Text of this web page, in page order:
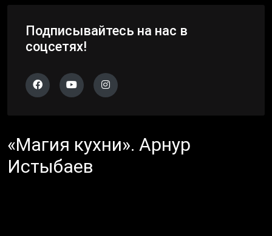
Подписывайтесь на нас в
соцсетях!
«Магия кухни». Арнур
Истыбаев